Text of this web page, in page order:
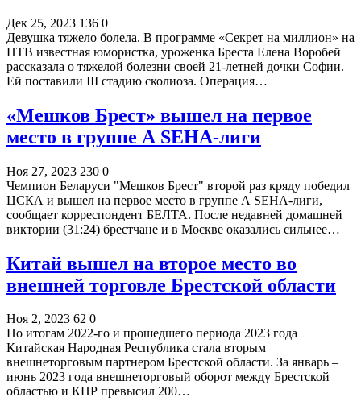
Дек 25, 2023 136 0
Девушка тяжело болела. В программе «Секрет на миллион» на
НТВ известная юмористка, уроженка Бреста Елена Воробей
рассказала о тяжелой болезни своей 21-летней дочки Софии.
Ей поставили III стадию сколиоза. Операция…
«Мешков Брест» вышел на первое
место в группе А SEHA-лиги
Ноя 27, 2023 230 0
Чемпион Беларуси "Мешков Брест" второй раз кряду победил
ЦСКА и вышел на первое место в группе А SEHA-лиги,
сообщает корреспондент БЕЛТА. После недавней домашней
виктории (31:24) брестчане и в Москве оказались сильнее…
Китай вышел на второе место во
внешней торговле Брестской области
Ноя 2, 2023 62 0
По итогам 2022-го и прошедшего периода 2023 года
Китайская Народная Республика стала вторым
внешнеторговым партнером Брестской области. За январь –
июнь 2023 года внешнеторговый оборот между Брестской
областью и КНР превысил 200…